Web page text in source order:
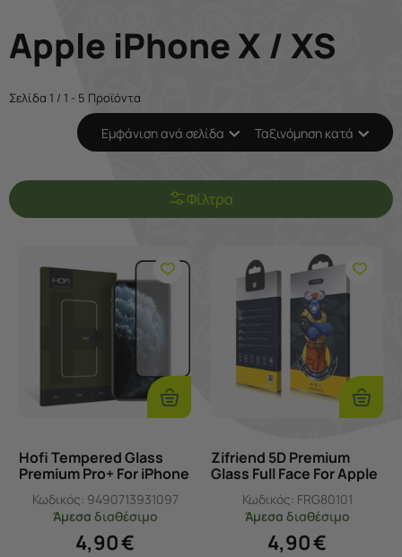
Apple iPhone X / XS
Σελίδα 1 / 1 - 5 Προϊόντα
Εμφάνιση ανά σελίδα Ταξινόμηση κατά
Φίλτρα
Προσθήκη
Στο
Καλάθι
Hofi Tempered Glass
Premium Pro+ For iPhone
X/XS/11 Pro
Κωδικός: 9490713931097
Άμεσα διαθέσιμο
4,90€
Στο
Καλάθι
Zifriend 5D Premium
Glass Full Face For Apple
iPhone 11 Pro / iPhone X /
Κωδικός: FRG80101
Άμεσα διαθέσιμο
4,90€